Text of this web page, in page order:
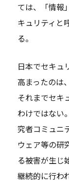
ては、「情報
キュリティと
る。
日本でセキュ
高まったのは
それまでセキ
わけではない
究者コミュニ
ウェア等の研
る被害が生じ
継続的に行わ